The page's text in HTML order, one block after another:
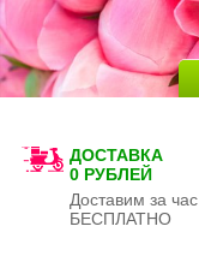
ДОСТАВКА
0 РУБЛЕЙ
Доставим за час
БЕСПЛАТНО